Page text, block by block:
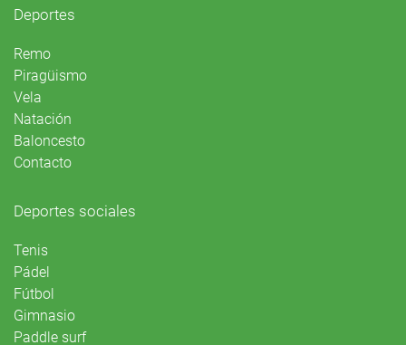
Deportes
Remo
Piragüismo
Vela
Natación
Baloncesto
Contacto
Deportes sociales
Tenis
Pádel
Fútbol
Gimnasio
Paddle surf